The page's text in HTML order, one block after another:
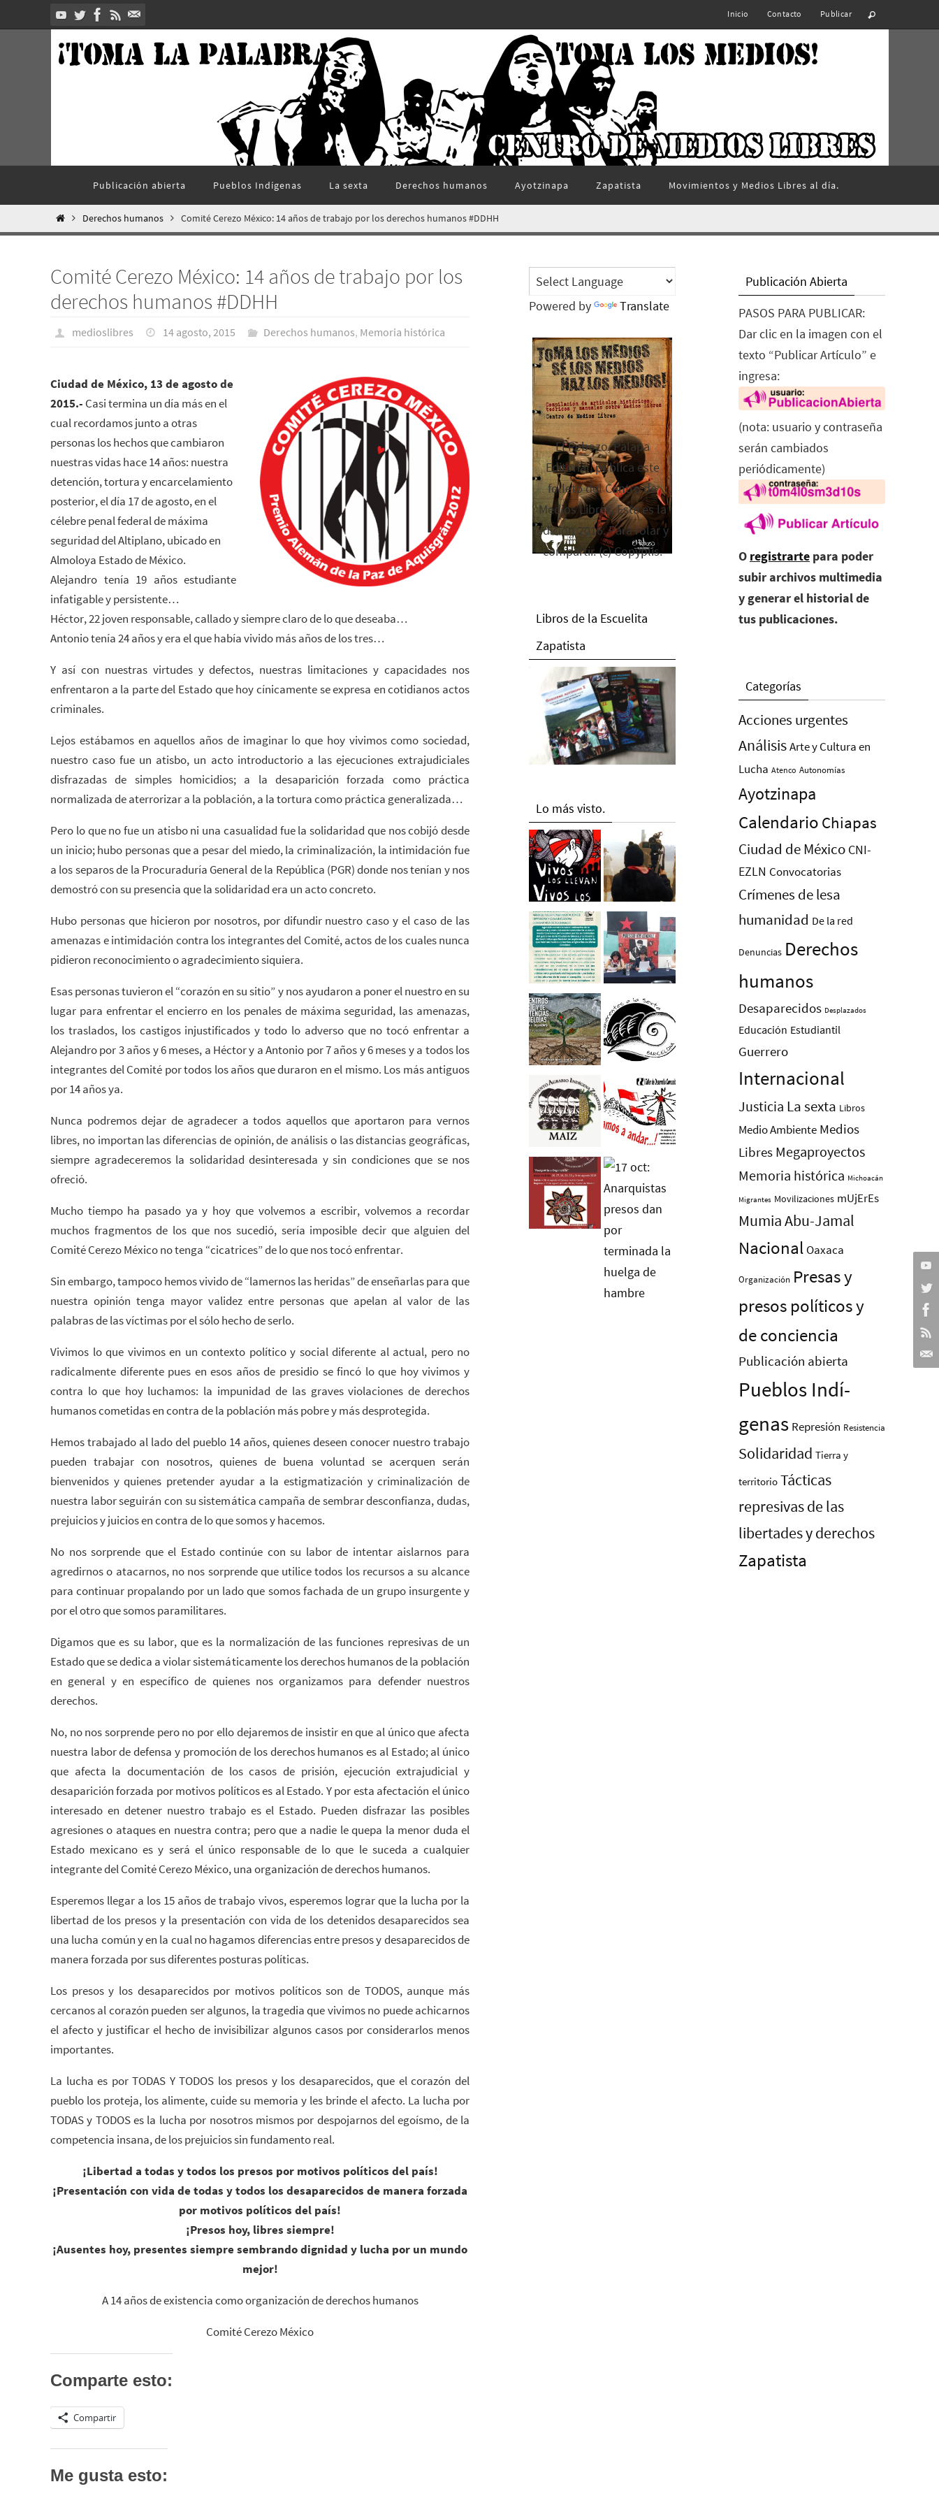
al
Inicio Contacto Publicar
contenido
Publicación abierta Pueblos Indí­genas La sexta Derechos humanos Ayotzinapa Zapatista Movimientos y Medios Libres al día.
InicioDerechos humanos Comité Cerezo México: 14 años de trabajo por los derechos humanos #DDHH
Comité Cerezo México: 14 años de trabajo por los
derechos humanos #DDHH
medioslibres 14 agosto, 2015 Derechos humanos, Memoria histórica
Ciudad de México, 13 de agosto de
2015.- Casi termina un día más en el
cual recordamos junto a otras
personas los hechos que cambiaron
nuestras vidas hace 14 años: nuestra
detención, tortura y encarcelamiento
posterior, el día 17 de agosto, en el
célebre penal federal de máxima
seguridad del Altiplano, ubicado en
Almoloya Estado de México.
Alejandro tenía 19 años estudiante
infatigable y persistente…
Héctor, 22 joven responsable, callado y siempre claro de lo que deseaba…
Antonio tenía 24 años y era el que había vivido más años de los tres…
Y así con nuestras virtudes y defectos, nuestras limitaciones y capacidades nos
enfrentaron a la parte del Estado que hoy cínicamente se expresa en cotidianos actos
criminales.
Lejos estábamos en aquellos años de imaginar lo que hoy vivimos como sociedad,
nuestro caso fue un atisbo, un acto introductorio a las ejecuciones extrajudiciales
disfrazadas de simples homicidios; a la desaparición forzada como práctica
normalizada de aterrorizar a la población, a la tortura como práctica generalizada…
Pero lo que no fue un atisbo ni una casualidad fue la solidaridad que nos cobijó desde
un inicio; hubo personas que a pesar del miedo, la criminalización, la intimidación fue
a los separos de la Procuraduría General de la República (PGR) donde nos tenían y nos
demostró con su presencia que la solidaridad era un acto concreto.
Hubo personas que hicieron por nosotros, por difundir nuestro caso y el caso de las
amenazas e intimidación contra los integrantes del Comité, actos de los cuales nunca
pidieron reconocimiento o agradecimiento siquiera.
Esas personas tuvieron el “corazón en su sitio” y nos ayudaron a poner el nuestro en su
lugar para enfrentar el encierro en los penales de máxima seguridad, las amenazas,
los traslados, los castigos injustificados y todo lo adverso que no tocó enfrentar a
Alejandro por 3 años y 6 meses, a Héctor y a Antonio por 7 años y 6 meses y a todos los
integrantes del Comité por todos los años que duraron en el mismo. Los más antiguos
por 14 años ya.
Nunca podremos dejar de agradecer a todos aquellos que aportaron para vernos
libres, no importan las diferencias de opinión, de análisis o las distancias geográficas,
siempre agradeceremos la solidaridad desinteresada y sin condiciones que se nos
ofreció.
Mucho tiempo ha pasado ya y hoy que volvemos a escribir, volvemos a recordar
muchos fragmentos de los que nos sucedió, sería imposible decir que alguien del
Comité Cerezo México no tenga “cicatrices” de lo que nos tocó enfrentar.
Sin embargo, tampoco hemos vivido de “lamernos las heridas” de enseñarlas para que
nuestra opinión tenga mayor validez entre personas que apelan al valor de las
palabras de las víctimas por el sólo hecho de serlo.
Vivimos lo que vivimos en un contexto político y social diferente al actual, pero no
radicalmente diferente pues en esos años de presidio se fincó lo que hoy vivimos y
contra lo que hoy luchamos: la impunidad de las graves violaciones de derechos
humanos cometidas en contra de la población más pobre y más desprotegida.
Hemos trabajado al lado del pueblo 14 años, quienes deseen conocer nuestro trabajo
pueden trabajar con nosotros, quienes de buena voluntad se acerquen serán
bienvenidos y quienes pretender ayudar a la estigmatización y criminalización de
nuestra labor seguirán con su sistemática campaña de sembrar desconfianza, dudas,
prejuicios y juicios en contra de lo que somos y hacemos.
No nos sorprende que el Estado continúe con su labor de intentar aislarnos para
agredirnos o atacarnos, no nos sorprende que utilice todos los recursos a su alcance
para continuar propalando por un lado que somos fachada de un grupo insurgente y
por el otro que somos paramilitares.
Digamos que es su labor, que es la normalización de las funciones represivas de un
Estado que se dedica a violar sistemáticamente los derechos humanos de la población
en general y en específico de quienes nos organizamos para defender nuestros
derechos.
No, no nos sorprende pero no por ello dejaremos de insistir en que al único que afecta
nuestra labor de defensa y promoción de los derechos humanos es al Estado; al único
que afecta la documentación de los casos de prisión, ejecución extrajudicial y
desaparición forzada por motivos políticos es al Estado. Y por esta afectación el único
interesado en detener nuestro trabajo es el Estado. Pueden disfrazar las posibles
agresiones o ataques en nuestra contra; pero que a nadie le quepa la menor duda el
Estado mexicano es y será el único responsable de lo que le suceda a cualquier
integrante del Comité Cerezo México, una organización de derechos humanos.
Esperemos llegar a los 15 años de trabajo vivos, esperemos lograr que la lucha por la
libertad de los presos y la presentación con vida de los detenidos desaparecidos sea
una lucha común y en la cual no hagamos diferencias entre presos y desaparecidos de
manera forzada por sus diferentes posturas políticas.
Los presos y los desaparecidos por motivos políticos son de TODOS, aunque más
cercanos al corazón pueden ser algunos, la tragedia que vivimos no puede achicarnos
el afecto y justificar el hecho de invisibilizar algunos casos por considerarlos menos
importantes.
La lucha es por TODAS Y TODOS los presos y los desaparecidos, que el corazón del
pueblo los proteja, los alimente, cuide su memoria y les brinde el afecto. La lucha por
TODAS y TODOS es la lucha por nosotros mismos por despojarnos del egoísmo, de la
competencia insana, de los prejuicios sin fundamento real.
¡Libertad a todas y todos los presos por motivos políticos del país!
¡Presentación con vida de todas y todos los desaparecidos de manera forzada
por motivos políticos del país!
¡Presos hoy, libres siempre!
¡Ausentes hoy, presentes siempre sembrando dignidad y lucha por un mundo
mejor!
A 14 años de existencia como organización de derechos humanos
Comité Cerezo México
Comparte esto:
Compartir
Me gusta esto:
Powered by Translate
El Rebozo, Palapa
Editorial, publica este
folleto del Centro de
Medios Libres. Esta es la
edición 2016. Para rolar y
compartir. (c) Copyplis.
Libros de la Escuelita
Zapatista
Lo más visto.
Publicación Abierta
PASOS PARA PUBLICAR:
Dar clic en la imagen con el
texto “Publicar Artículo” e
ingresa:
(nota: usuario y contraseña
serán cambiados
periódicamente)
O registrarte para poder
subir archivos multimedia
y generar el historial de
tus publicaciones.
Categorías
Acciones urgentes
AnálisisArte y Cultura en
Lucha Atenco Autonomías
Ayotzinapa
Calendario Chiapas
Ciudad de México CNI-
EZLN Convocatorias
Crímenes de lesa
humanidad De la red
Denuncias Derechos
humanos
Desaparecidos Desplazados
Educación Estudiantil
Guerrero
Internacional
Justicia La sexta Libros
Medio Ambiente Medios
Libres Megaproyectos
Memoria histórica Michoacán
Migrantes Movilizaciones mUjErEs
Mumia Abu-Jamal
Nacional Oaxaca
Organización Presas y
presos polí­ticos y
de conciencia
Publicación abierta
Pueblos Indí­
genas Represión Resistencia
Solidaridad Tierra y
territorio Tácticas
represivas de las
libertades y derechos
Zapatista